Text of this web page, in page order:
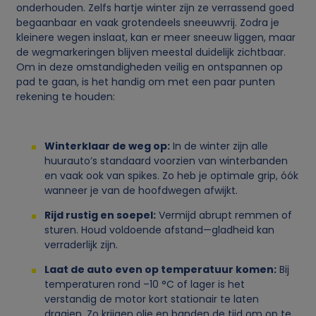
onderhouden. Zelfs hartje winter zijn ze verrassend goed
begaanbaar en vaak grotendeels sneeuwvrij. Zodra je
kleinere wegen inslaat, kan er meer sneeuw liggen, maar
de wegmarkeringen blijven meestal duidelijk zichtbaar.
Om in deze omstandigheden veilig en ontspannen op
pad te gaan, is het handig om met een paar punten
rekening te houden:
Winterklaar de weg op: In de winter zijn alle
huurauto’s standaard voorzien van winterbanden
en vaak ook van spikes. Zo heb je optimale grip, óók
wanneer je van de hoofdwegen afwijkt.
Rijd rustig en soepel: Vermijd abrupt remmen of
sturen. Houd voldoende afstand—gladheid kan
verraderlijk zijn.
Laat de auto even op temperatuur komen: Bij
temperaturen rond –10 °C of lager is het
verstandig de motor kort stationair te laten